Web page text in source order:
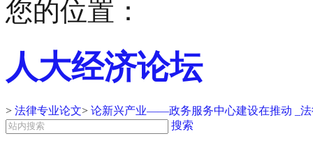
您的位置：
人大经济论坛
> 法律专业论文> 论新兴产业――政务服务中心建设在推动 _法
搜索